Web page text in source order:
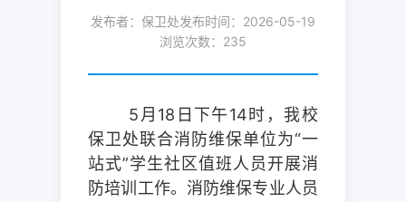
发布者：保卫处发布时间：2026-05-19
浏览次数： 235
5月18日下午14时，我校
保卫处联合消防维保单位为“一
站式”学生社区值班人员开展消
防培训工作。消防维保专业人员